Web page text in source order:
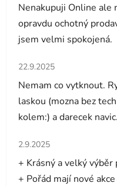
Nenakupuji Online ale
opravdu ochotný
jsem velmi spokojená.
Hodnocení obchodu je
22.9.2025
Nemam co vytknout.
laskou (mozna bez
kolem:) a darecek
Hodnocení obchodu je
2.9.2025
+ Krásný a velký výběr
+ Pořád mají nové